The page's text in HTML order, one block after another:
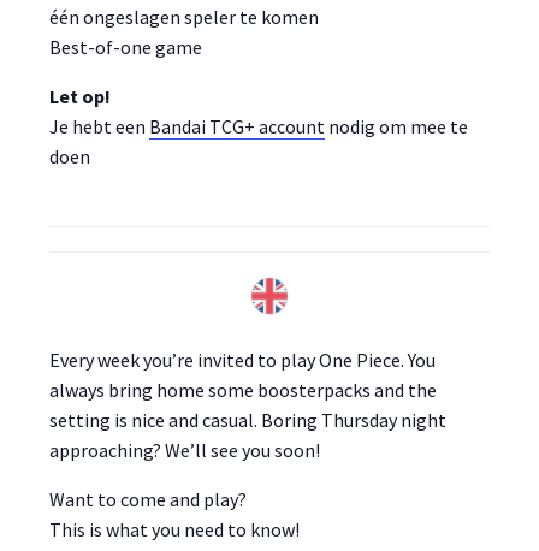
één ongeslagen speler te komen
Best-of-one game
Let op!
Je hebt een Bandai TCG+ account nodig om mee te
doen
Every week you’re invited to play One Piece. You
always bring home some boosterpacks and the
setting is nice and casual. Boring Thursday night
approaching? We’ll see you soon!
Want to come and play?
This is what you need to know!